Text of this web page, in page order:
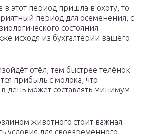
в этот период пришла в охоту, то
период для осеменения, с
состояния
исходя из бухгалтерии вашего
отёл, тем быстрее телёнок
прибыль с молока, что
день может составлять минимум
животного стоит важная
условия для своевременного